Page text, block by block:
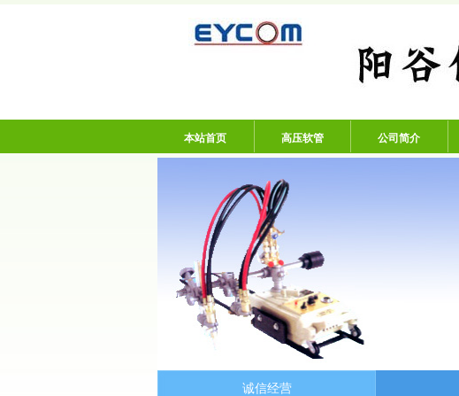
阳谷亿通塑胶有限公
本站首页 高压软管 公司简介
诚信经营